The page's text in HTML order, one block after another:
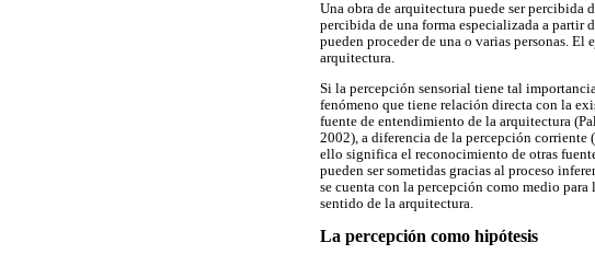
Una obra de arquitectura puede ser percibida
percibida de una forma especializada a partir
pueden proceder de una o varias personas.
arquitectura.
Si la percepción sensorial tiene tal
fenómeno que tiene relación directa con la
fuente de entendimiento de la arquitectura
2002), a diferencia de la percepción
ello significa el reconocimiento de otras
pueden ser sometidas gracias al proceso
se cuenta con la percepción como medio
sentido de la arquitectura.
La percepción como hipótesis